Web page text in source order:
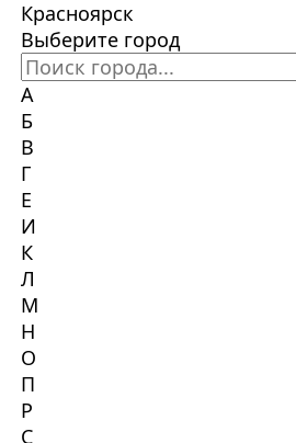
Красноярск
Выберите город
А
Б
В
Г
Е
И
К
Л
М
Н
О
П
Р
С